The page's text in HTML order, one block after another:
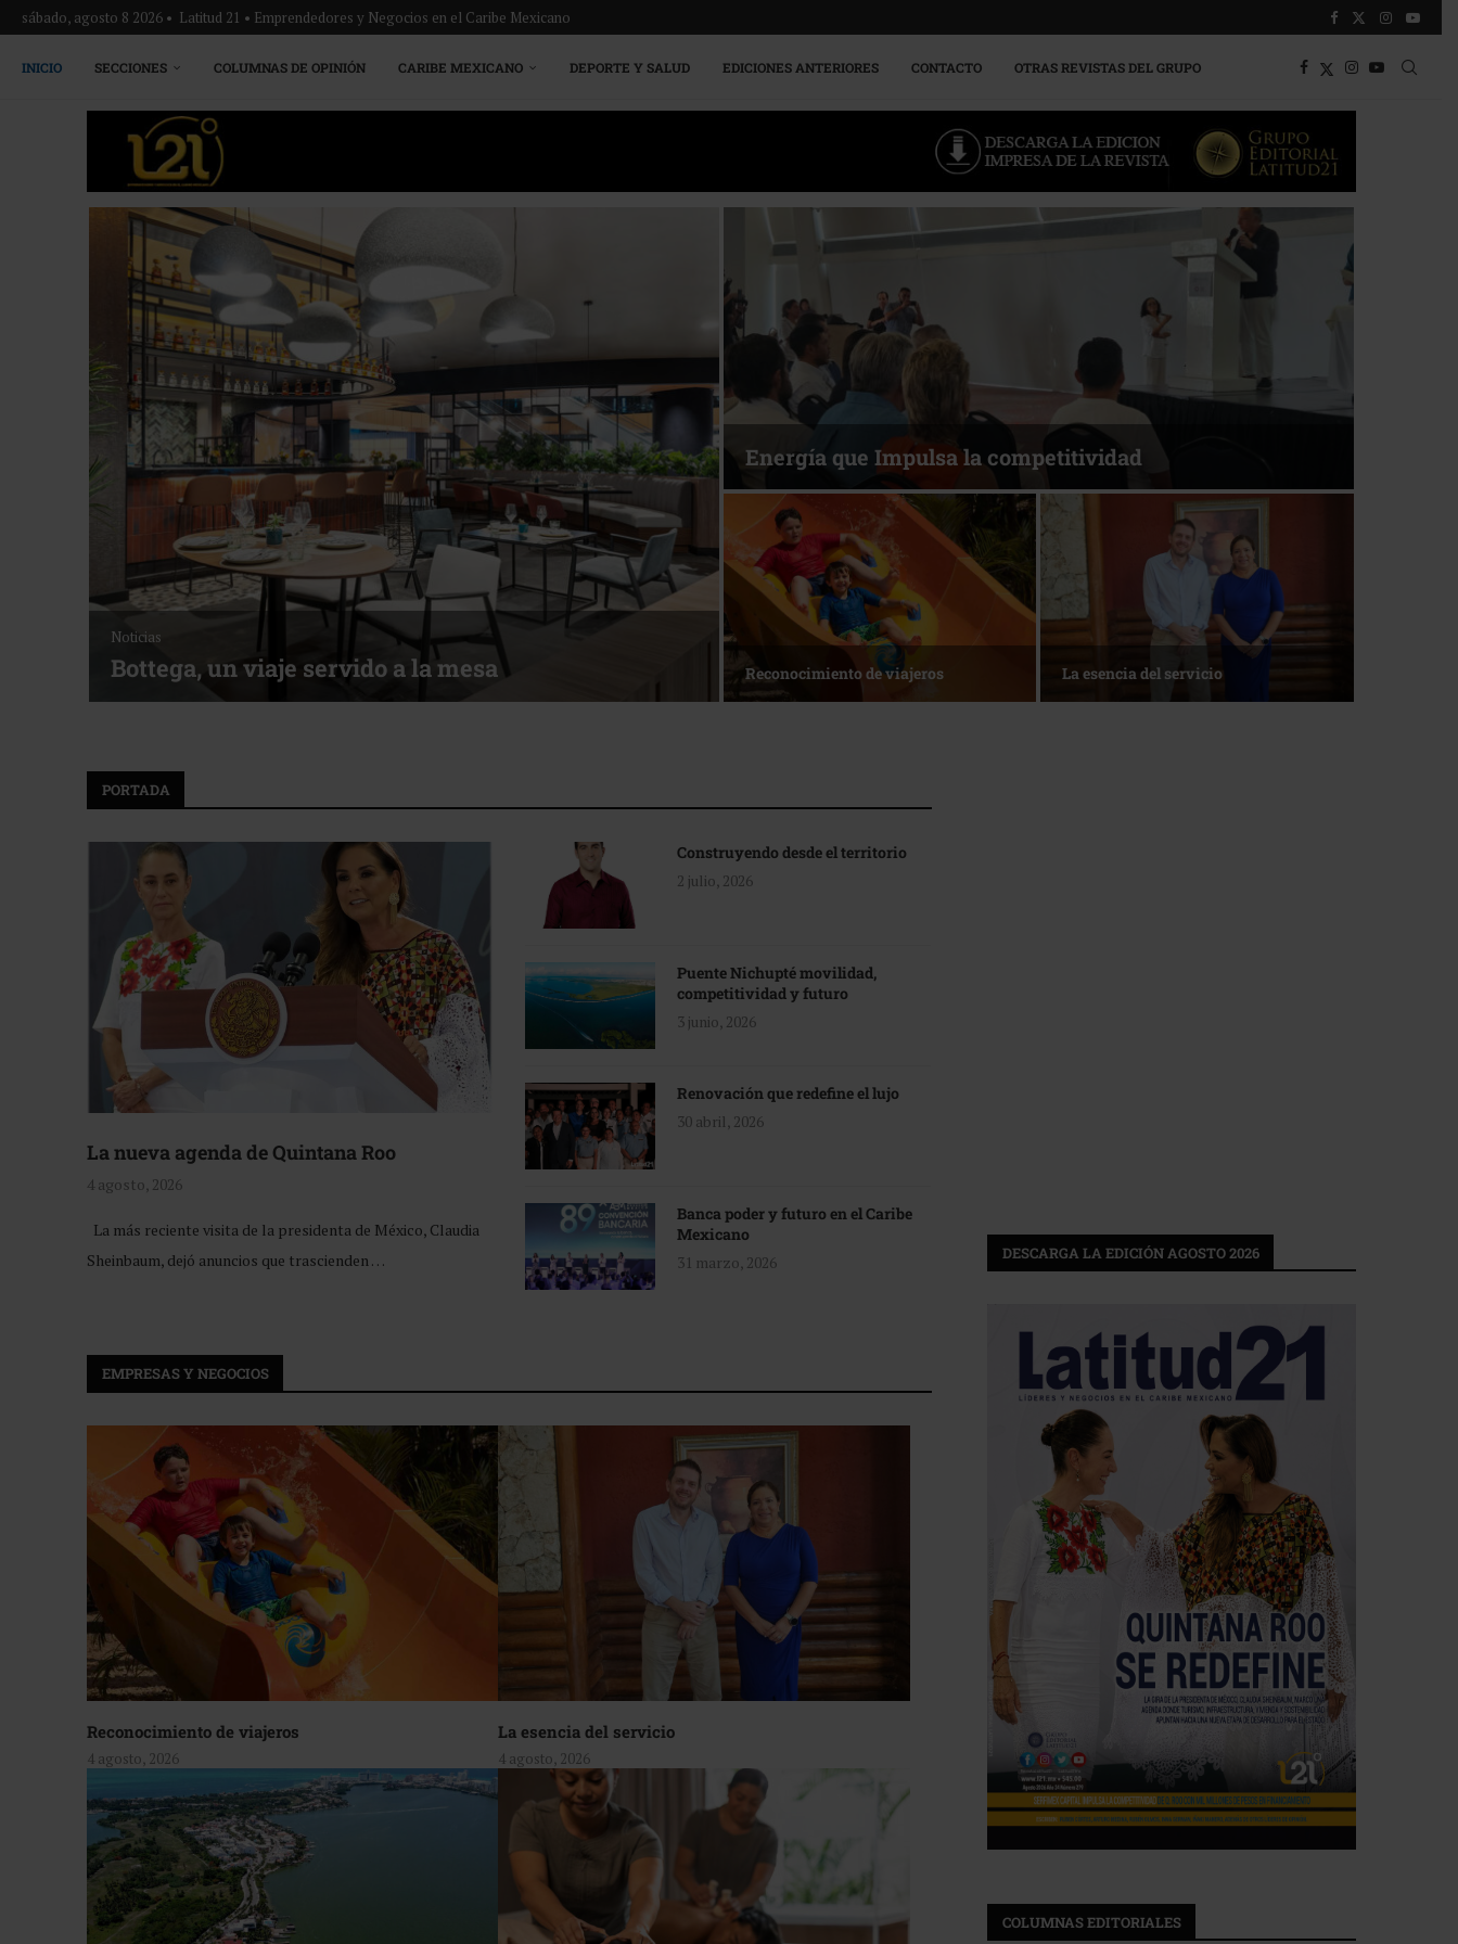
sábado, agosto 8 2026 • Latitud 21 • Emprendedores y Negocios en el Caribe Mexicano
INICIO SECCIONES COLUMNAS DE OPINIÓN CARIBE MEXICANO DEPORTE Y SALUD EDICIONES ANTERIORES CONTACTO OTRAS REVISTAS DEL GRUPO
Noticias
Bottega, un viaje servido a la mesa
Energía que Impulsa la competitividad
Reconocimiento de viajeros La esencia del servicio
PORTADA
La nueva agenda de Quintana Roo
4 agosto, 2026
La más reciente visita de la presidenta de México, Claudia
Sheinbaum, dejó anuncios que trascienden …
Construyendo desde el territorio
2 julio, 2026
Puente Nichupté movilidad,
competitividad y futuro
3 junio, 2026
Renovación que redefine el lujo
30 abril, 2026
Banca poder y futuro en el Caribe
Mexicano
31 marzo, 2026
EMPRESAS Y NEGOCIOS
Reconocimiento de viajeros
4 agosto, 2026
La esencia del servicio
4 agosto, 2026
DESCARGA LA EDICIÓN AGOSTO 2026
COLUMNAS EDITORIALES